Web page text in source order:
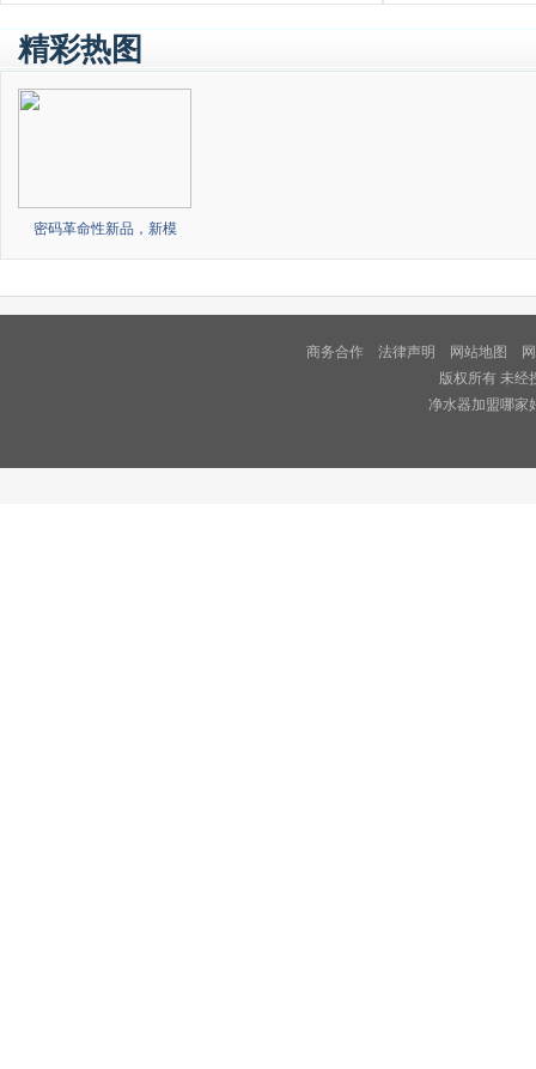
精彩热图
密码革命性新品，新模
商务合作 法律声明 网站地图
版权所有 未经
净水器加盟哪家